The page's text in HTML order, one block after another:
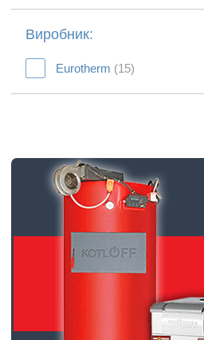
Виробник:
Eurotherm (15)